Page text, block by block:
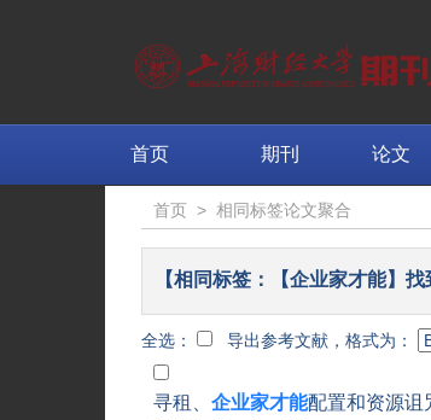
首页 期刊 论文
首页 > 相同标签论文聚合
【相同标签：【企业家才能】找
全选： 导出参考文献，格式为：
寻租、 企业家才能配置和资源